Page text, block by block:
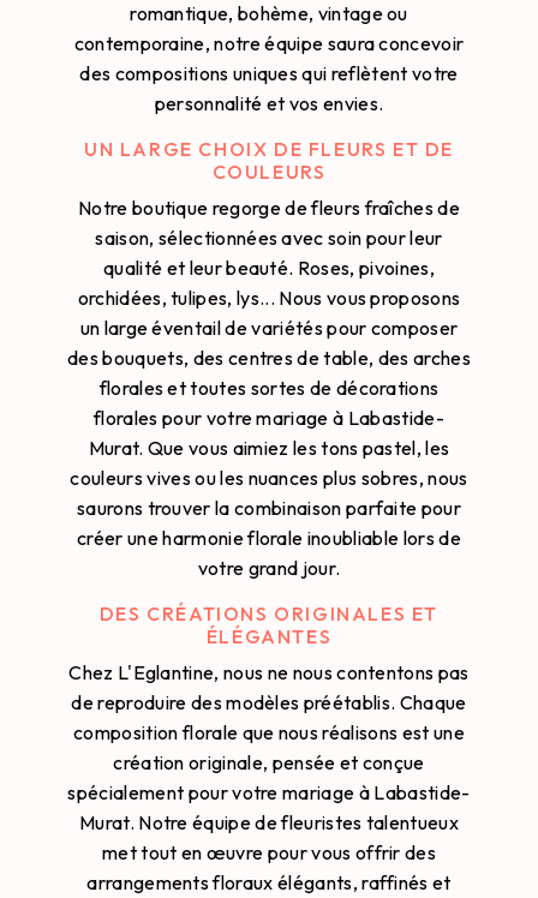
romantique, bohème, vintage ou
contemporaine, notre équipe saura concevoir
des compositions uniques qui reflètent votre
personnalité et vos envies.
UN LARGE CHOIX DE FLEURS ET DE
COULEURS
Notre boutique regorge de fleurs fraîches de
saison, sélectionnées avec soin pour leur
qualité et leur beauté. Roses, pivoines,
orchidées, tulipes, lys... Nous vous proposons
un large éventail de variétés pour composer
des bouquets, des centres de table, des arches
florales et toutes sortes de décorations
florales pour votre mariage à Labastide-
Murat. Que vous aimiez les tons pastel, les
couleurs vives ou les nuances plus sobres, nous
saurons trouver la combinaison parfaite pour
créer une harmonie florale inoubliable lors de
votre grand jour.
DES CRÉATIONS ORIGINALES ET
ÉLÉGANTES
Chez L'Eglantine, nous ne nous contentons pas
de reproduire des modèles préétablis. Chaque
composition florale que nous réalisons est une
création originale, pensée et conçue
spécialement pour votre mariage à Labastide-
Murat. Notre équipe de fleuristes talentueux
met tout en œuvre pour vous offrir des
arrangements floraux élégants, raffinés et